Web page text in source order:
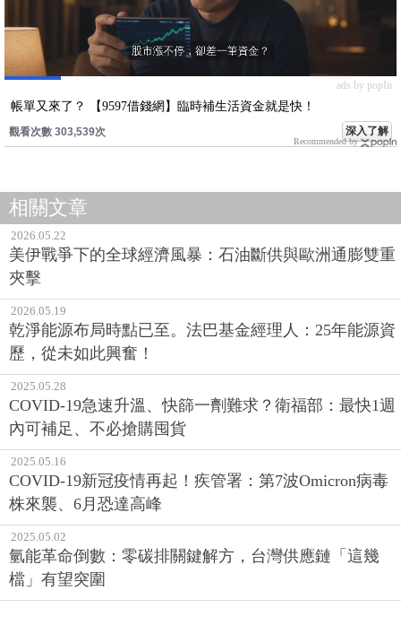
ads by popIn
帳單又來了？ 【9597借錢網】臨時補生活資金就是快！
觀看次數 303,539次 深入了解
Recommended by
相關文章
2026.05.22
美伊戰爭下的全球經濟風暴：石油斷供與歐洲通膨雙重
夾擊
2026.05.19
乾淨能源布局時點已至。法巴基金經理人：25年能源資
歷，從未如此興奮！
2025.05.28
COVID-19急速升溫、快篩一劑難求？衛福部：最快1週
內可補足、不必搶購囤貨
2025.05.16
COVID-19新冠疫情再起！疾管署：第7波Omicron病毒
株來襲、6月恐達高峰
2025.05.02
氫能革命倒數：零碳排關鍵解方，台灣供應鏈「這幾
檔」有望突圍